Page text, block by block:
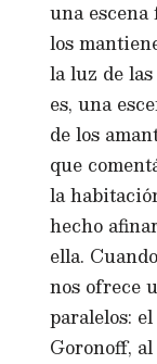
una
los
la luz de
es, una
de los
que
la
hecho
ella.
nos ofrece
paralelos:
Goronoff,